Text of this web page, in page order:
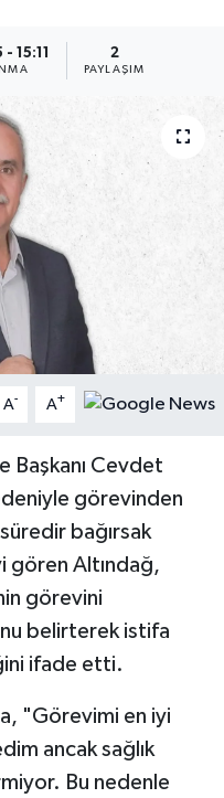
15:11 2
PAYLAŞIM
A- A+
Başkanı Cevdet
görevinden
bağırsak
gören Altındağ,
görevini
belirterek istifa
ifade etti.
"Görevimi en iyi
ancak sağlık
Bu nedenle